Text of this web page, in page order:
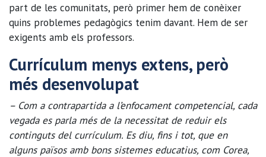
part de les comunitats, però primer hem de conèixer
quins problemes pedagògics tenim davant. Hem de ser
exigents amb els professors.
Currículum menys extens, però
més desenvolupat
– Com a contrapartida a l’enfocament competencial, cada
vegada es parla més de la necessitat de reduir els
continguts del currículum. Es diu, fins i tot, que en
alguns països amb bons sistemes educatius, com Corea,